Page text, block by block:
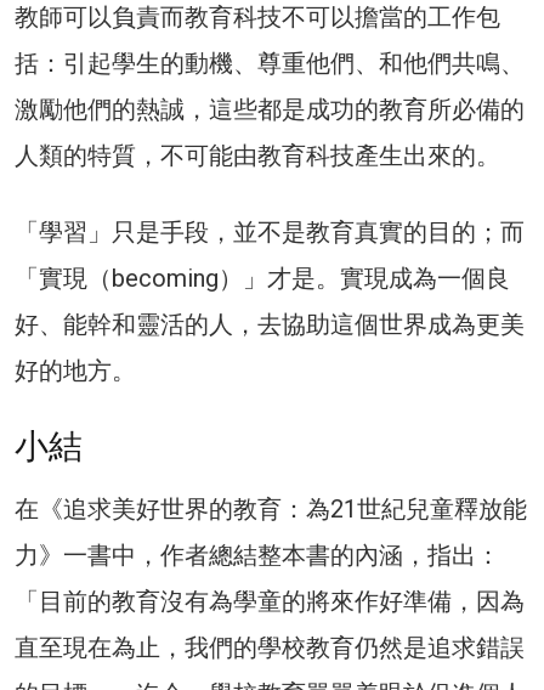
教師可以負責而教育科技不可以擔當的工作包
括：引起學生的動機、尊重他們、和他們共鳴、
激勵他們的熱誠，這些都是成功的教育所必備的
人類的特質，不可能由教育科技產生出來的。
「學習」只是手段，並不是教育真實的目的；而
「實現（becoming）」才是。實現成為一個良
好、能幹和靈活的人，去協助這個世界成為更美
好的地方。
小結
在《追求美好世界的教育：為21世紀兒童釋放能
力》一書中，作者總結整本書的內涵，指出：
「目前的教育沒有為學童的將來作好準備，因為
直至現在為止，我們的學校教育仍然是追求錯誤